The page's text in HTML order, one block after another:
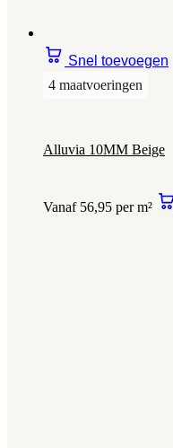
Snel toevoegen
4 maatvoeringen
Alluvia 10MM Beige
Vanaf 56,95 per m²